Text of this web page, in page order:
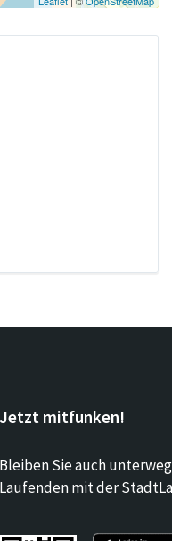
Jetzt mitfunken!
Bleiben Sie auch
Laufenden mit der